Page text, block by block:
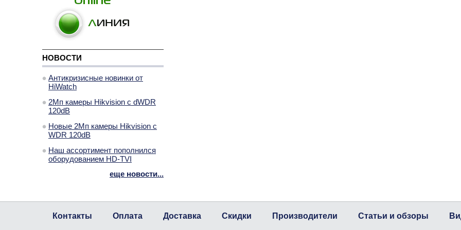
НОВОСТИ
Антикризисные новинки от
HiWatch
2Мп камеры Hikvision с dWDR
120dB
Новые 2Мп камеры Hikvision с
WDR 120dB
Наш ассортимент пополнился
оборудованием HD-TVI
еще новости...
Контакты Оплата Доставка Скидки Производители Статьи и обзоры